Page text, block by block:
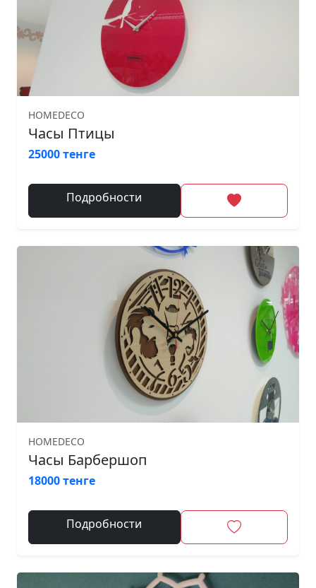
HOMEDECO
Часы Птицы
25000 тенге
Подробности
HOMEDECO
Часы Барбершоп
18000 тенге
Подробности